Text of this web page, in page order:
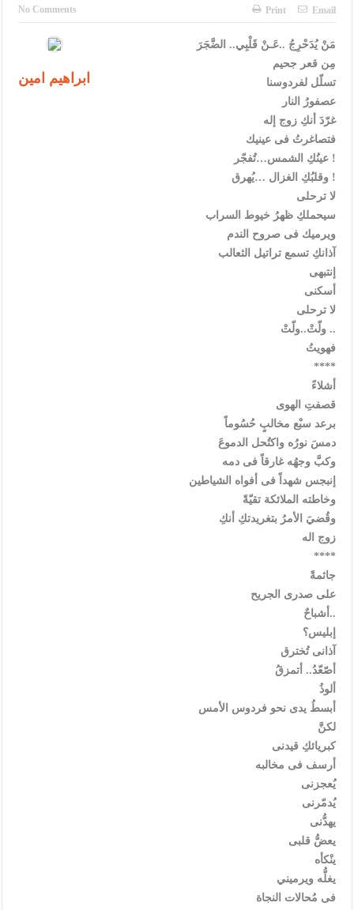
الأمن يتلف 16 مليون حبة كبتاجون و1480 كغم مواد مخدرة
القاضي يلتقي رؤساء تحرير الصحف اليومية ويؤكد حرص مجلس النواب
دعوة المكلفين بخدمة العلم (الدفعة الثالثة) إلى مراجعة منصة خدمة
No Comments Print Email
ابراهيم امين
مَنْ يُدَحْرِجُ ..عَـنْ قَلْبِي.. الضَّجَرَ
مِن قعر جحيم
تسلّل لفردوسنا
عصفورُ النار
غرّدَ أنكِ زوج إله
فتصاغرتُ فى عينيك
عينُكِ الشمس…تُفجّر !
وقلبُكِ الغزال …يُهرق !
لا ترحلى
سيحملكِ ظهرُ خيوط السراب
ويرميك فى صروح الندم
آذانكِ تسمع تراتيل الثعالب
إنتبهى
أسكنى
لا ترحلى
ولّتْ..ولّتْ ..
فهويتُ
****
أشلاءً
قصفتِ الهوى
برعد سبْع مخالبٍ حُسُوماً
دمسَ نورُه واكتُحل الدموعَ
وكبَّ وجهُه غارقاً فى دمه
إنبجس شهداً فى أفواه الشياطين
وخاطته الملائكة تقيّةً
وقُضيَ الأمرُ بتغريدتكِ أنكِ
زوج اله
****
جاثمةً
على صدرى الجريح
أشباحٌ..
إبليس؟
آذانى تُخترق
أصّعّدُ.. أتمزقُ
ألوذُ
أبسطُ يدى نحو فردوس الأمس
لكنَّ
كبريائكِ قيدنى
أرسف فى مخالبه
يُعجزنى
يُدمّرنى
يهدُّنى
يعضُّ قلبى
ينْكأه
يغلُّه ويرميني
فى مُحالات النجاة